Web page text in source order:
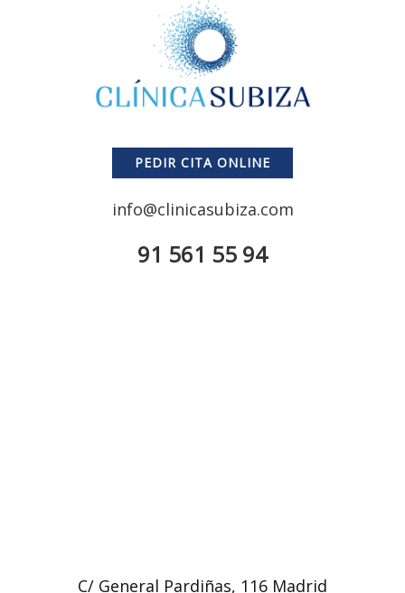
PEDIR CITA ONLINE
info@clinicasubiza.com
91 561 55 94
C/ General Pardiñas, 116 Madrid